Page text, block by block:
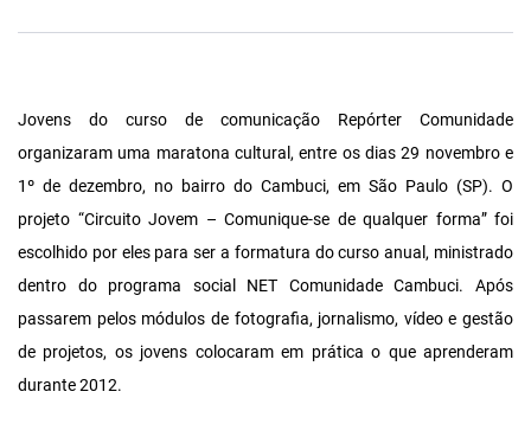
Jovens do curso de comunicação Repórter Comunidade
organizaram uma maratona cultural, entre os dias 29 novembro e
1º de dezembro, no bairro do Cambuci, em São Paulo (SP). O
projeto “Circuito Jovem – Comunique-se de qualquer forma” foi
escolhido por eles para ser a formatura do curso anual, ministrado
dentro do programa social NET Comunidade Cambuci. Após
passarem pelos módulos de fotografia, jornalismo, vídeo e gestão
de projetos, os jovens colocaram em prática o que aprenderam
durante 2012.